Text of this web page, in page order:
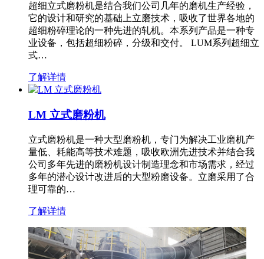
超细立式磨粉机是结合我们公司几年的磨机生产经验，
它的设计和研究的基础上立磨技术，吸收了世界各地的
超细粉碎理论的一种先进的轧机。本系列产品是一种专
业设备，包括超细粉碎，分级和交付。 LUM系列超细立
式…
了解详情
LM 立式磨粉机
立式磨粉机是一种大型磨粉机，专门为解决工业磨机产
量低、耗能高等技术难题，吸收欧洲先进技术并结合我
公司多年先进的磨粉机设计制造理念和市场需求，经过
多年的潜心设计改进后的大型粉磨设备。立磨采用了合
理可靠的…
了解详情